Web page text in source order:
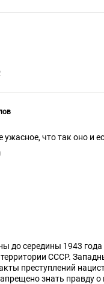
что так оно и
до середины 1943 года
СССР.
преступлений
знать правду о